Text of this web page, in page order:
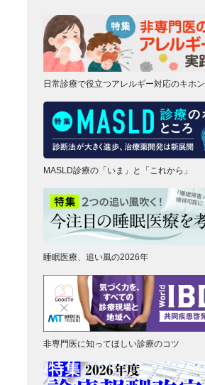
日常診療で役立つアレルギー対応のキホン
MASLD診療の「いま」と「これから」
睡眠医療、追い風の2026年
非専門医に知ってほしい診療のコツ